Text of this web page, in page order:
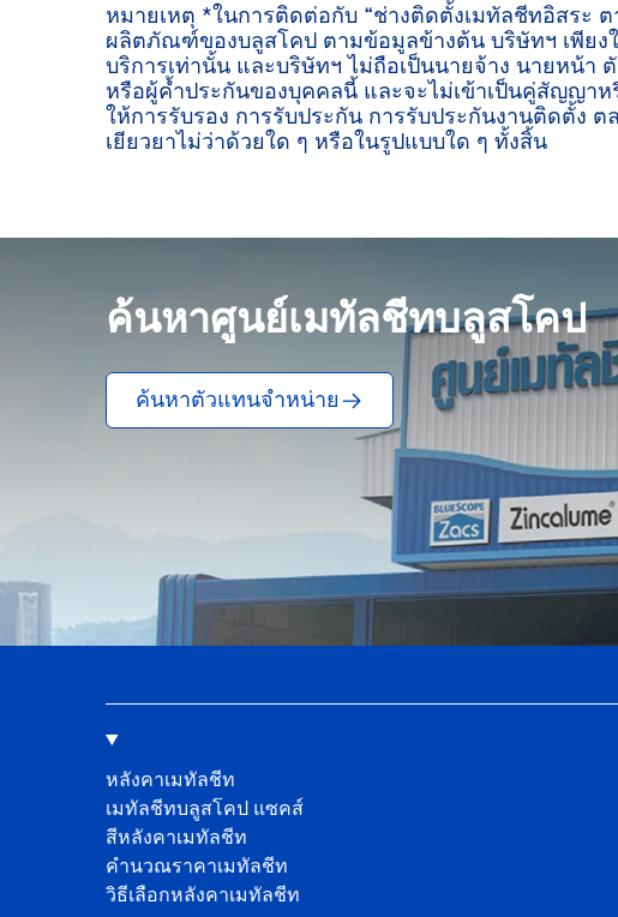
หมายเหตุ *ในการติดต่อกับ “ช่างติดตั้งเมทัลชีทอิสระ
ผลิตภัณฑ์ของบลูสโคป ตามข้อมูลข้างต้น บริษัทฯ เพียง
บริการเท่านั้น และบริษัทฯ ไม่ถือเป็นนายจ้าง นายหน้า
หรือผู้ค้ำประกันของบุคคลนี้ และจะไม่เข้าเป็นคู่สัญญา
ให้การรับรอง การรับประกัน การรับประกันงานติดตั้ง
เยียวยาไม่ว่าด้วยใด ๆ หรือในรูปแบบใด ๆ ทั้งสิ้น
ค้นหาศูนย์เมทัลชีทบลูสโคป
ค้นหาตัวแทนจำหน่าย
หลังคาเมทัลชีท
เมทัลชีทบลูสโคป แซคส์
สีหลังคาเมทัลชีท
คํานวณราคาเมทัลชีท
วิธีเลือกหลังคาเมทัลชีท